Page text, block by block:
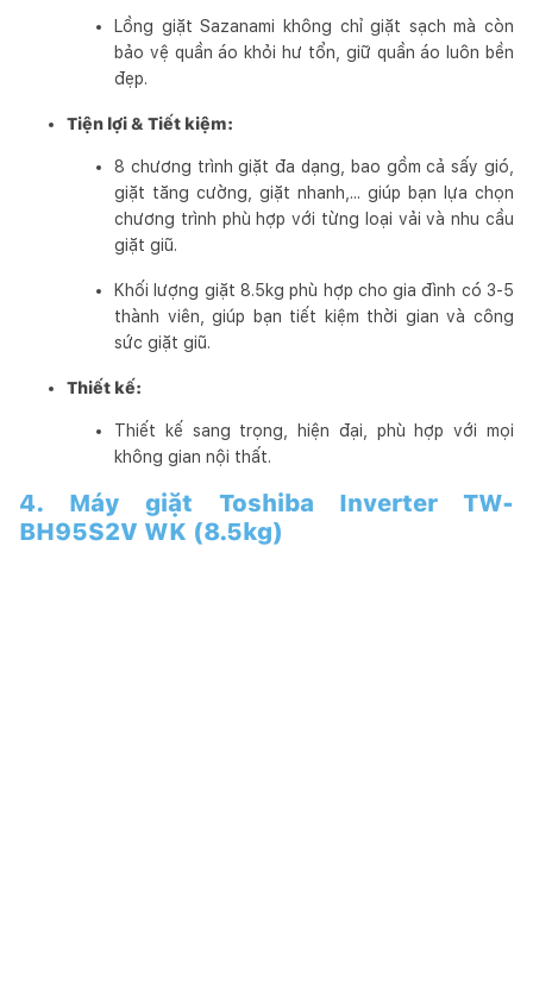
Lồng giặt Sazanami không chỉ giặt sạch mà còn
bảo vệ quần áo khỏi hư tổn, giữ quần áo luôn bền
đẹp.
Tiện lợi & Tiết kiệm:
8 chương trình giặt đa dạng, bao gồm cả sấy gió,
giặt tăng cường, giặt nhanh,... giúp bạn lựa chọn
chương trình phù hợp với từng loại vải và nhu cầu
giặt giũ.
Khối lượng giặt 8.5kg phù hợp cho gia đình có 3-5
thành viên, giúp bạn tiết kiệm thời gian và công
sức giặt giũ.
Thiết kế:
Thiết kế sang trọng, hiện đại, phù hợp với mọi
không gian nội thất.
4. Máy giặt Toshiba Inverter TW-
BH95S2V WK (8.5kg)